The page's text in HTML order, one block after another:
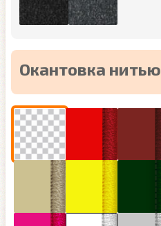
Окантовка нитью